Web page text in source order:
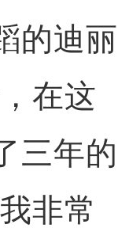
的迪丽
在这
三年的
非常